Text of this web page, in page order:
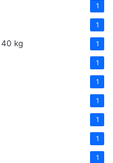
1
1
40 kg 1
1
1
1
1
1
1